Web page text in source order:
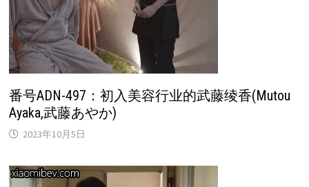
番号ADN-497：初入美容行业的武藤绫香(Mutou
Ayaka,武藤あやか)
2023年10月5日